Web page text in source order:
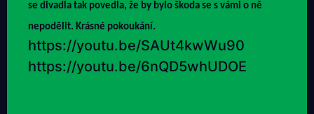
se divadla tak povedla, že by bylo škoda se s vámi o ně
nepodělit. Krásné pokoukání.
https://youtu.be/SAUt4kwWu90
https://youtu.be/6nQD5whUDOE